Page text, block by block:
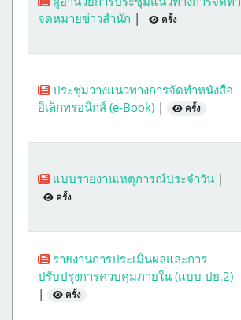
จดหมายข่าวสำนัก | ครั้ง
ประชุมวางแนวทางการจัดทำหนังสือ
อิเล็กทรอนิกส์ (e-Book) | ครั้ง
แบบรายงานเหตุการณ์ประจำวัน |
ครั้ง
รายงานการประเมินผลและการ
ปรับปรุงการควบคุมภายใน (แบบ ปย.2)
|
ครั้ง